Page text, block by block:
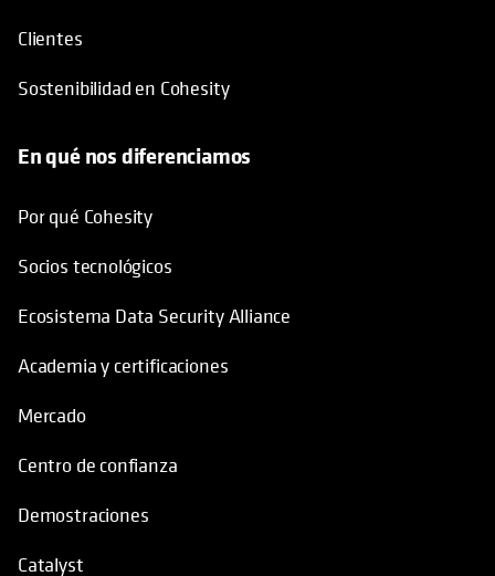
Clientes
Sostenibilidad en Cohesity
En qué nos diferenciamos
Por qué Cohesity
Socios tecnológicos
Ecosistema Data Security Alliance
Academia y certificaciones
Mercado
Centro de confianza
Demostraciones
Catalyst